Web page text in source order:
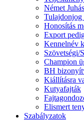
Német
Tulajdonjog
Honosítás
Export
Kennelnév
Szövetségi/
Champion
BH
Kiállításra
Kutyafajták
Elismert
Szabályzatok